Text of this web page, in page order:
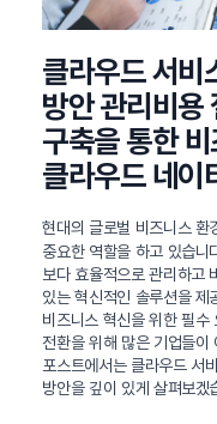
클라우드 서비
방안 관리비용
구축을 통한
클라우드 네이
현대의 글로벌 비즈니스 환
중요한 역할을 하고 있습
보다 효율적으로 관리하고
있는 혁신적인 솔루션을 제
비즈니스 혁신을 위한 필수
전환을 위해 많은 기업들이
포스트에서는 클라우드 서
방안을 깊이 있게 살펴보겠